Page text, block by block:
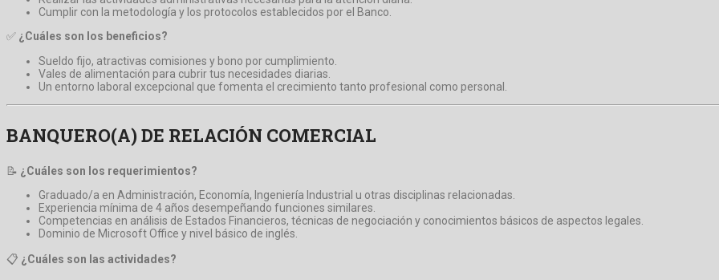
Cumplir con la metodología y los protocolos establecidos por el Banco.
✅ ¿Cuáles son los beneficios?
Sueldo fijo, atractivas comisiones y bono por cumplimiento.
Vales de alimentación para cubrir tus necesidades diarias.
Un entorno laboral excepcional que fomenta el crecimiento tanto profesional como personal.
BANQUERO(A) DE RELACIÓN COMERCIAL
📝 ¿Cuáles son los requerimientos?
Graduado/a en Administración, Economía, Ingeniería Industrial u otras disciplinas relacionadas.
Experiencia mínima de 4 años desempeñando funciones similares.
Competencias en análisis de Estados Financieros, técnicas de negociación y conocimientos básicos de aspectos legales.
Dominio de Microsoft Office y nivel básico de inglés.
📋 ¿Cuáles son las actividades?